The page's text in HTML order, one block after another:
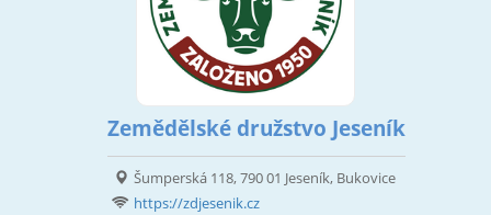
Zemědělské družstvo Jeseník
Šumperská 118, 790 01 Jeseník, Bukovice
https://zdjesenik.cz